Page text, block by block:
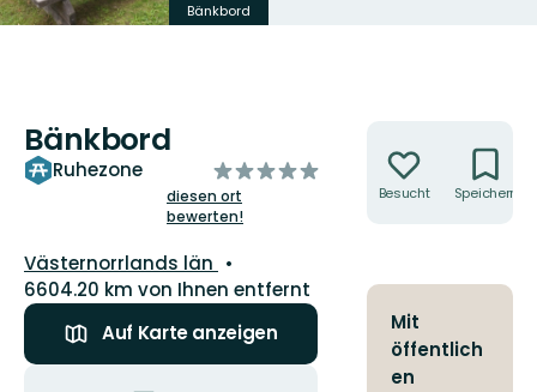
Bänkbord
Bänkbord
Ruhezone
von
5
Sternen
diesen ort
bewerten!
Landkreis:
Västernorrlands län
6604.20 km von Ihnen entfernt
Auf Karte anzeigen
Besucht Speichern
Mit
öffentlich
en